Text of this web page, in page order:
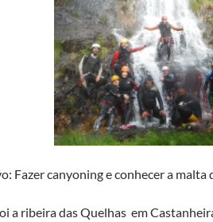
Fazer canyoning e conhecer a malta
a ribeira das Quelhas em